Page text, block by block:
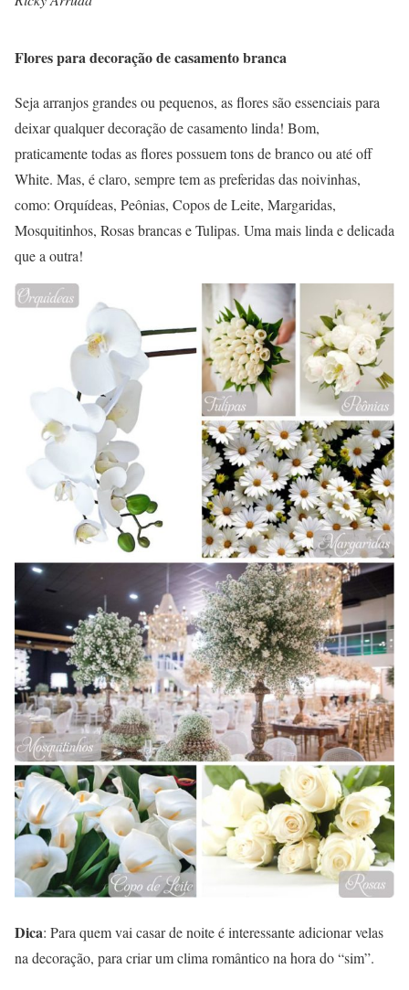
Flores para decoração de casamento branca
Seja arranjos grandes ou pequenos, as flores são essenciais para
deixar qualquer decoração de casamento linda! Bom,
praticamente todas as flores possuem tons de branco ou até off
White. Mas, é claro, sempre tem as preferidas das noivinhas,
como: Orquídeas, Peônias, Copos de Leite, Margaridas,
Mosquitinhos, Rosas brancas e Tulipas. Uma mais linda e delicada
que a outra!
Dica: Para quem vai casar de noite é interessante adicionar velas
na decoração, para criar um clima romântico na hora do “sim”.